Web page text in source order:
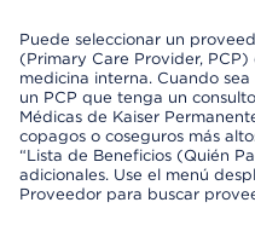
Puede seleccionar un
(Primary Care Provider,
medicina interna. Cuando
un PCP que tenga un
Médicas de Kaiser
copagos o coseguros más
“Lista de Beneficios (Quién
adicionales. Use el menú
Proveedor para buscar